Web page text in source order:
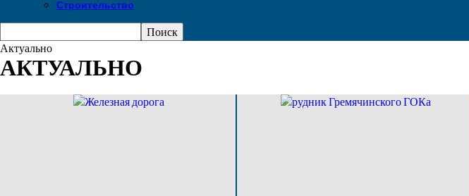
Строительство
Актуально
АКТУАЛЬНО